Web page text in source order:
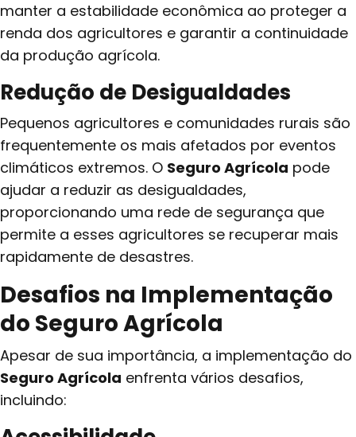
manter a estabilidade econômica ao proteger a
renda dos agricultores e garantir a continuidade
da produção agrícola.
Redução de Desigualdades
Pequenos agricultores e comunidades rurais são
frequentemente os mais afetados por eventos
climáticos extremos. O Seguro Agrícola pode
ajudar a reduzir as desigualdades,
proporcionando uma rede de segurança que
permite a esses agricultores se recuperar mais
rapidamente de desastres.
Desafios na Implementação
do Seguro Agrícola
Apesar de sua importância, a implementação do
Seguro Agrícola enfrenta vários desafios,
incluindo: